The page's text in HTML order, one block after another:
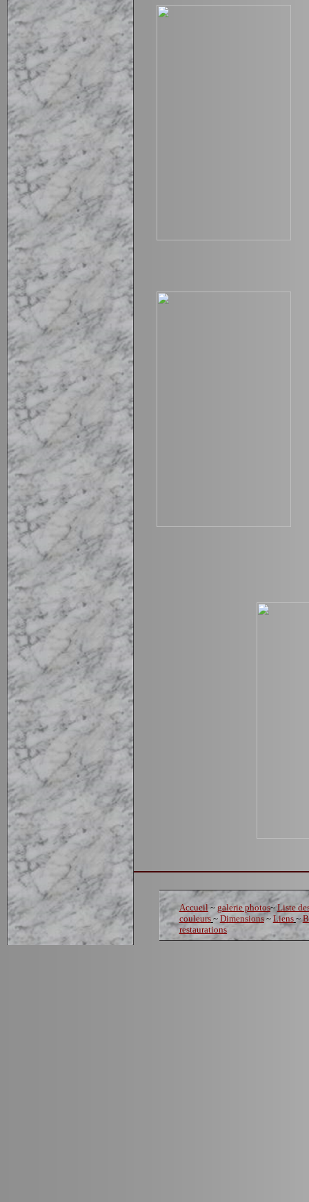
Accueil ~ galerie photos~Liste
couleurs ~ Dimensions~ Liens ~
restaurations